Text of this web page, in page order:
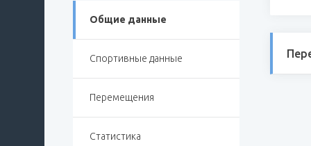
Общие данные
Спортивные данные
Перемещения
Статистика